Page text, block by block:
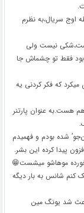
اوج سریال،به نظرم
است،شکی نیست ولی
بود فقط تو چشماش جا
وجود ۳۰ ساله بودن بازی میکرد که فکر کردنی یه
هست.به عنوان پارتنر
شده بودم و فهمیدم
پیدا کرده این بشر.
موهاشو میشست😁
کنم شانس به بار دیگه
شد یونگ مین